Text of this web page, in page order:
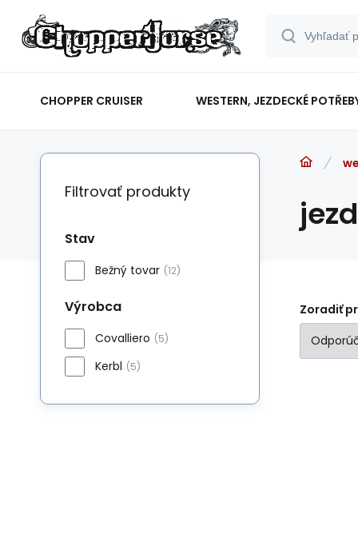
CHOPPER CRUISER WESTERN, JEZDECKÉ
Zoradiť
Filtrovať produkty
Stav
Bežný tovar (12)
Výrobca
Covalliero (5)
Kerbl (5)